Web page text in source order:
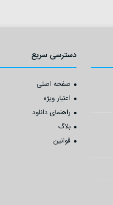
دسترسی سریع
صفحه اصلی
اعتبار ویژه
راهنمای دانلود
بلاگ
قوانین